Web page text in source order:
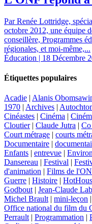
Par Renée Lottridge,
octobre 2012, une équipe
conseillère, Programmes
régionales, et moi-même,...
Éducation | 18 Décembre
Étiquettes populaires
Acadie | Alanis
1970 | Archives |
Cinéastes | Cinéma |
Cloutier| Claude Jutra | Co
Court métrage | courts
Documentaire |
Enfants | entrevue |
Dansereau | Festival |
d'animation | Films de
Guerre | Histoire |
Godbout | Jean-Claude
Michel Brault | mini-leçon |
Office national du film du
Perrault | Programmation |